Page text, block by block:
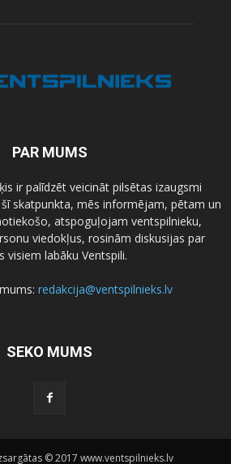
PAR MUMS
ir palīdzēt veicināt pilsētas izaugsmi
skatpunkta, mēs informējam, pētam un
atspoguļojam ventspilnieku,
viedokļus, rosinām diskusijas par
visiem labāku Ventspili.
redakcija@ventspilnieks.lv
SEKO MUMS
© 2017 www.ventspilnieks.lv